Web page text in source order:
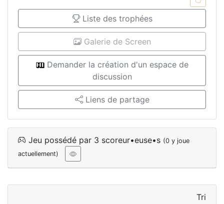
Liste des trophées
Galerie de Screen
Demander la création d'un espace de
discussion
Liens de partage
Jeu possédé par 3 scoreur•euse•s (0 y joue
actuellement)
Tri